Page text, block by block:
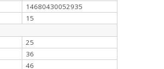
14680430052935
15
25
36
46